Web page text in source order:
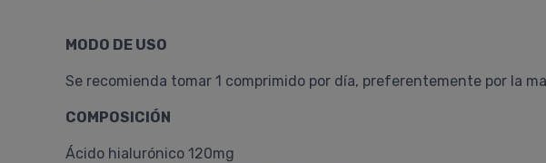
MODO DE USO
Se recomienda tomar 1 comprimido por día, preferentemente por la
COMPOSICIÓN
Ácido hialurónico 120mg